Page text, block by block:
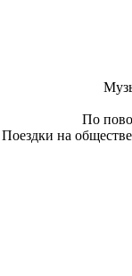
По
Поездки на